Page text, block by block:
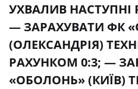
УХВАЛИВ НАСТУПНІ
— ЗАРАХУВАТИ ФК
(ОЛЕКСАНДРІЯ)
РАХУНКОМ 0:3; —
«ОБОЛОНЬ» (КИЇВ)